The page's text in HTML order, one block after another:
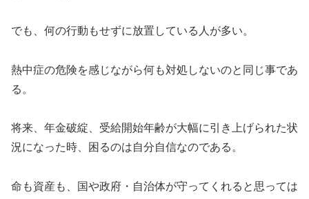
でも、何の行動もせずに放置している人が多い。
熱中症の危険を感じながら何も対処しないのと同じ事であ
る。
将来、年金破綻、受給開始年齢が大幅に引き上げられた状
況になった時、困るのは自分自信なのである。
命も資産も、国や政府・自治体が守ってくれると思っては